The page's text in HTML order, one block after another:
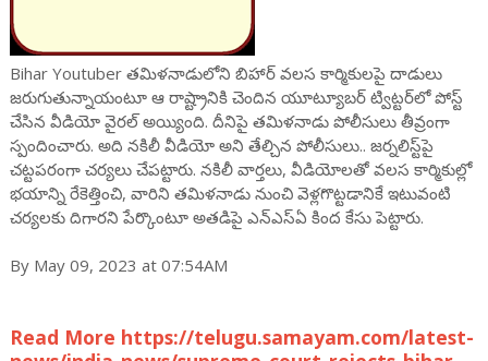
Bihar Youtuber తమిళనాడులోని బిహార్ వలస కార్మికులపై దాడులు
జరుగుతున్నాయంటూ ఆ రాష్ట్రానికి చెందిన యూట్యూబర్ ట్విట్టర్‌లో పోస్ట్
చేసిన వీడియో వైరల్ అయ్యింది. దీనిపై తమిళనాడు పోలీసులు తీవ్రంగా
స్పందించారు. అది నకిలీ వీడియో అని తేల్చిన పోలీసులు.. జర్నలిస్ట్‌పై
చట్టపరంగా చర్యలు చేపట్టారు. నకిలీ వార్తలు, వీడియోలతో వలస కార్మికుల్లో
భయాన్ని రేకెత్తించి, వారిని తమిళనాడు నుంచి వెళ్లగొట్టడానికే ఇటువంటి
చర్యలకు దిగారని పేర్కొంటూ అతడిపై ఎన్ఎస్ఏ కింద కేసు పెట్టారు.
By May 09, 2023 at 07:54AM
Read More https://telugu.samayam.com/latest-